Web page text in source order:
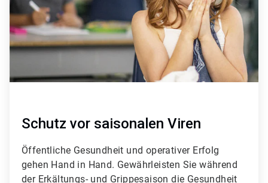
Schutz vor saisonalen Viren
Öffentliche Gesundheit und operativer Erfolg
gehen Hand in Hand. Gewährleisten Sie während
der Erkältungs- und Grippesaison die Gesundheit